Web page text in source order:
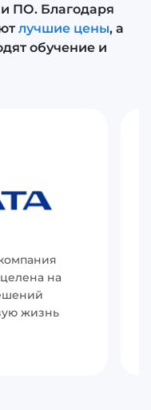
ПО. Благодаря
лучшие цены, а
обучение и
на
жизнь